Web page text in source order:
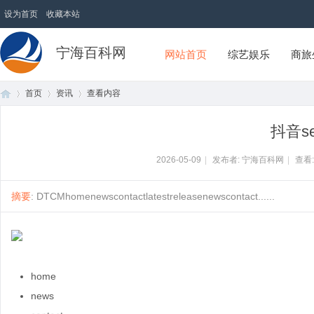
设为首页 收藏本站
宁海百科网 网站首页 综艺娱乐 商
首页 资讯 查看内容
抖音
2026-05-09 发布者: 宁海百科网 查
摘要: DTCMhomenewscontactlatestreleasenewscontact......
home
news